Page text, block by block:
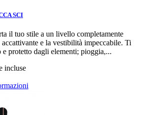
SCI
il tuo stile a un livello completamente
e la vestibilità impeccabile. Ti
e protetto dagli elementi; pioggia,...
incluse